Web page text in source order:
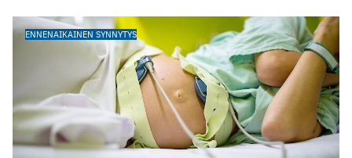
ENNENAIKAINEN SYNNYTYS